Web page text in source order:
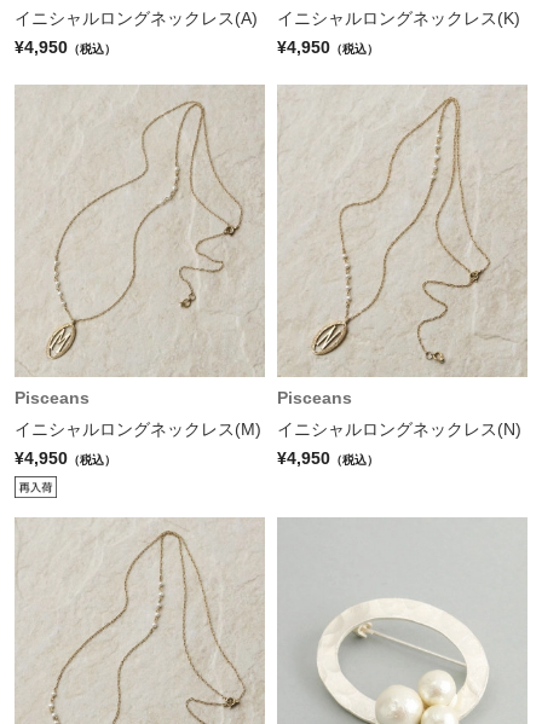
イニシャルロングネックレス(A)
¥4,950 （税込）
イニシャルロングネックレス(K)
¥4,950 （税込）
Pisceans
イニシャルロングネックレス(M)
¥4,950 （税込）
Pisceans
イニシャルロングネックレス(N)
¥4,950 （税込）